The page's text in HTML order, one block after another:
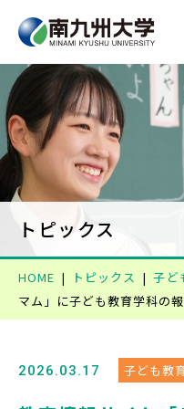
大学案内
学生生活
学部学科・大学院
就職・資格
トピックス
HOME トピックス 子ど
マム」に子ども教育学科の
2026.03.17 子ども教